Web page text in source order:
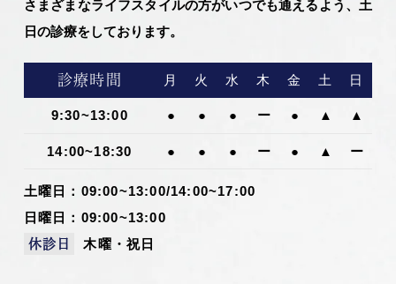
さまざまなライフスタイルの方がいつでも通えるよう、土
日の診療をしております。
診療時間 月 火 水 木 金 土 日
9:30~13:00 ● ● ● ー ● ▲ ▲
14:00~18:30 ● ● ● ー ● ▲ ー
土曜日：09:00~13:00/14:00~17:00
日曜日：09:00~13:00
休診日 木曜・祝日